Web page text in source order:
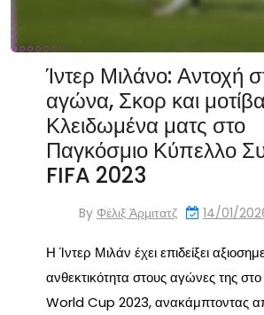
Ίντερ Μιλάνο: Αντοχή
αγώνα, Σκορ και
Κλειδωμένα ματς στο
Παγκόσμιο Κύπελλο
FIFA 2023
By Φέλιξ Άρμιτατζ 14/01/
Η Ίντερ Μιλάν έχει επιδείξει
ανθεκτικότητα στους αγώνες της
World Cup 2023, ανακάμπτοντας